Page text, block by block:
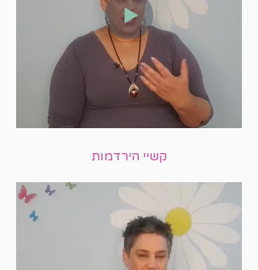
קשיי הירדמות